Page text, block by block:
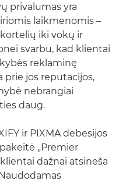
privalumas yra
laikmenomis –
iki vokų ir
svarbu, kad klientai
reklaminę
prie jos reputacijos,
nebrangiai
daug.
ir PIXMA debesijos
„Premier
dažnai atsineša